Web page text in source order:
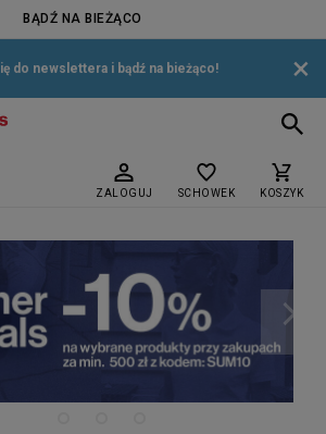
BĄDŹ NA BIEŻĄCO
do newslettera i bądź na bieżąco! ×
ZALOGUJ SCHOWEK KOSZYK